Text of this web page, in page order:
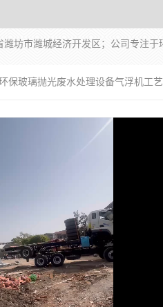
保玻璃抛光废水处理设备气浮机工艺